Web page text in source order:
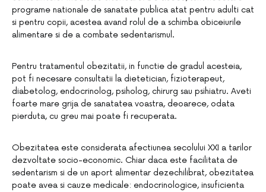
programe nationale de sanatate publica atat pentru adulti cat
si pentru copii, acestea avand rolul de a schimba obiceiurile
alimentare si de a combate sedentarismul.
Pentru tratamentul obezitatii, in functie de gradul acesteia,
pot fi necesare consultatii la dietetician, fizioterapeut,
diabetolog, endocrinolog, psiholog, chirurg sau psihiatru. Aveti
foarte mare grija de sanatatea voastra, deoarece, odata
pierduta, cu greu mai poate fi recuperata.
Obezitatea este considerata afectiunea secolului XXI a tarilor
dezvoltate socio-economic. Chiar daca este facilitata de
sedentarism si de un aport alimentar dezechilibrat, obezitatea
poate avea si cauze medicale: endocrinologice, insuficienta